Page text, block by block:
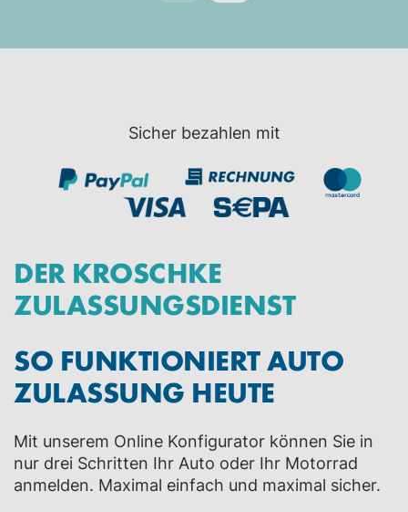
Sicher bezahlen mit
DER KROSCHKE
ZULASSUNGSDIENST
SO FUNKTIONIERT AUTO
ZULASSUNG HEUTE
Mit unserem Online Konfigurator können Sie in
nur drei Schritten Ihr Auto oder Ihr Motorrad
anmelden. Maximal einfach und maximal sicher.